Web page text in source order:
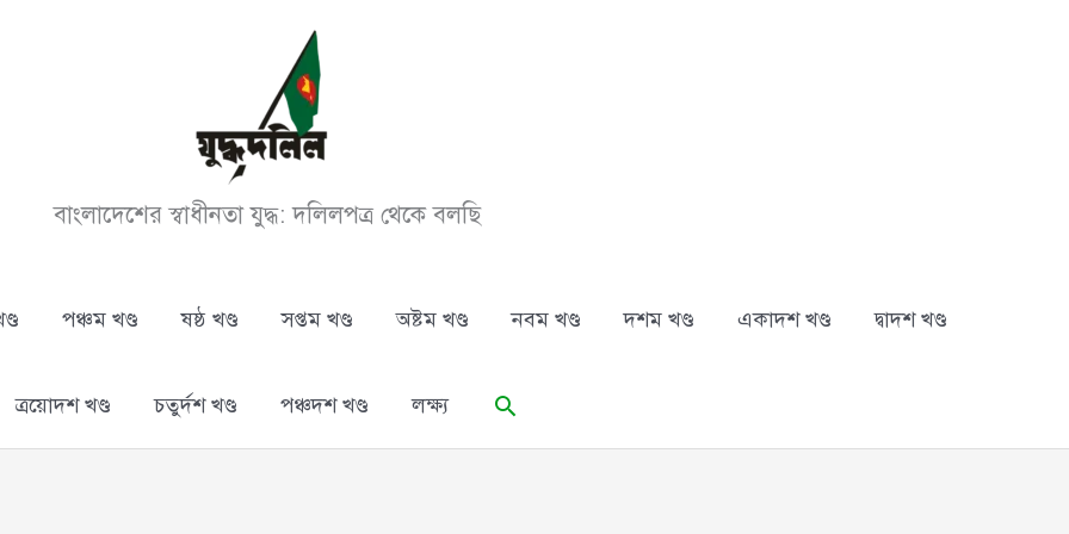
বাংলাদেশের স্বাধীনতা যুদ্ধ: দলিলপত্র থেকে বলছি
পঞ্চম খণ্ড ষষ্ঠ খণ্ড সপ্তম খণ্ড অষ্টম খণ্ড নবম খণ্ড দশম খণ্ড একাদশ খণ্ড দ্বাদশ খণ্ড
ত্রয়োদশ খণ্ড চতুর্দশ খণ্ড পঞ্চদশ খণ্ড লক্ষ্য Search